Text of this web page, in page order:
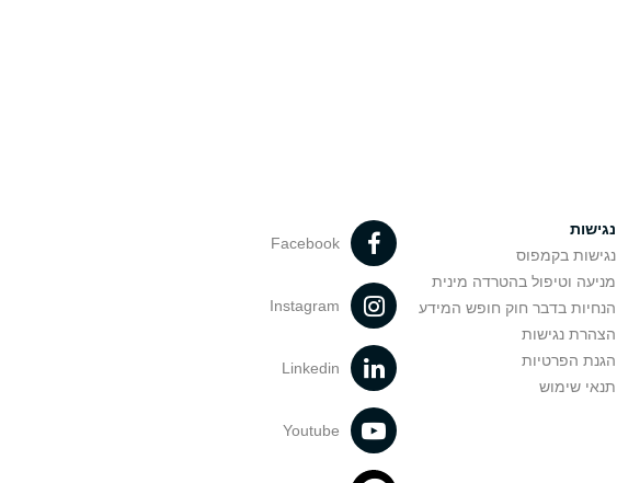
נגישות
נגישות בקמפוס
מניעה וטיפול בהטרדה מינית
הנחיות בדבר חוק חופש המידע
הצהרת נגישות
הגנת הפרטיות
תנאי שימוש
Facebook
Instagram
Linkedin
Youtube